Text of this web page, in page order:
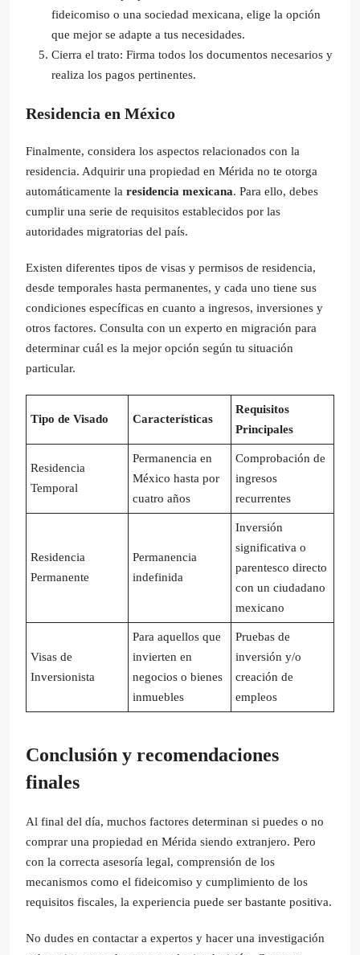
fideicomiso o una sociedad mexicana, elige la opción
que mejor se adapte a tus necesidades.
Cierra el trato: Firma todos los documentos necesarios y
realiza los pagos pertinentes.
Residencia en México
Finalmente, considera los aspectos relacionados con la
residencia. Adquirir una propiedad en Mérida no te otorga
automáticamente la residencia mexicana. Para ello, debes
cumplir una serie de requisitos establecidos por las
autoridades migratorias del país.
Existen diferentes tipos de visas y permisos de residencia,
desde temporales hasta permanentes, y cada uno tiene sus
condiciones específicas en cuanto a ingresos, inversiones y
otros factores. Consulta con un experto en migración para
determinar cuál es la mejor opción según tu situación
particular.
Tipo de Visado Características
Requisitos
Principales
Residencia
Temporal
Permanencia en
México hasta por
cuatro años
Comprobación de
ingresos
recurrentes
Residencia
Permanente
Permanencia
indefinida
Inversión
significativa o
parentesco directo
con un ciudadano
mexicano
Visas de
Inversionista
Para aquellos que
invierten en
negocios o bienes
inmuebles
Pruebas de
inversión y/o
creación de
empleos
Conclusión y recomendaciones
finales
Al final del día, muchos factores determinan si puedes o no
comprar una propiedad en Mérida siendo extranjero. Pero
con la correcta asesoría legal, comprensión de los
mecanismos como el fideicomiso y cumplimiento de los
requisitos fiscales, la experiencia puede ser bastante positiva.
No dudes en contactar a expertos y hacer una investigación